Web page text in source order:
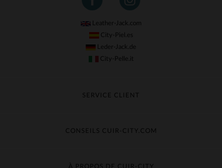
Leather-Jack.com
City-Piel.es
Leder-Jack.de
City-Pelle.it
SERVICE CLIENT
Échange & Remboursement
Contacter le service client
CONSEILS CUIR-CITY.COM
Guide des matières